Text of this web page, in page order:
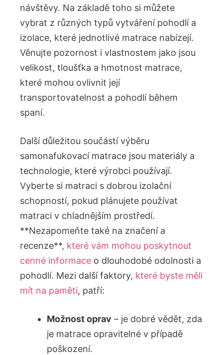
návštěvy. Na základě toho si můžete
vybrat z různých typů vytváření pohodlí a
izolace, které jednotlivé matrace nabízejí.
Věnujte pozornost i vlastnostem jako jsou
velikost, tloušťka a hmotnost matrace,
které mohou ovlivnit její
transportovatelnost a pohodlí během
spaní.
Další důležitou součástí výběru
samonafukovací matrace jsou materiály a
technologie, které výrobci používají.
Vyberte si matraci s dobrou izolační
schopností, pokud plánujete používat
matraci v chladnějším prostředí.
**Nezapomeňte také na značení a
recenze**, které vám mohou poskytnout
cenné informace o dlouhodobé odolnosti a
pohodlí. Mezi další faktory, které byste měli
mít na paměti, patří:
Možnost oprav – je dobré vědět, zda
je matrace opravitelné v případě
poškození.